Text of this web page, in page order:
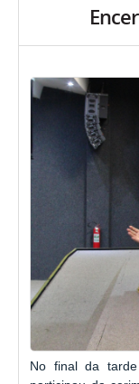
No final da